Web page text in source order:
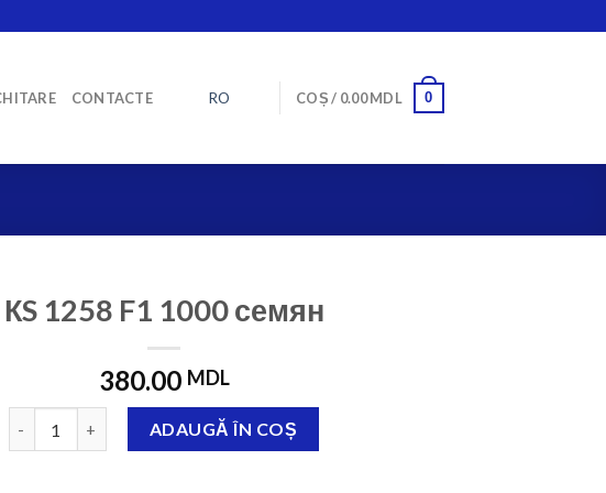
CONTACTE RO COȘ / 0.00MDL 0
КS 1258 F1 1000 семян
380.00 MDL
Cantitate КS 1258 F1 1000 семян
ADAUGĂ ÎN COȘ